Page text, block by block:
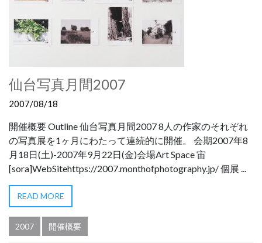
仙台写真月間2007
2007/08/18
開催概要 Outline 仙台写真月間2007 8人の作家のそれぞれ
の写真展を1ヶ月にわたって連続的に開催。 会期2007年8
月18日(土)-2007年9月22日(金)会場Art Space 宙
[sora]WebSitehttps://2007.monthofphotography.jp/ 個展 ...
READ MORE
2007 開催概要